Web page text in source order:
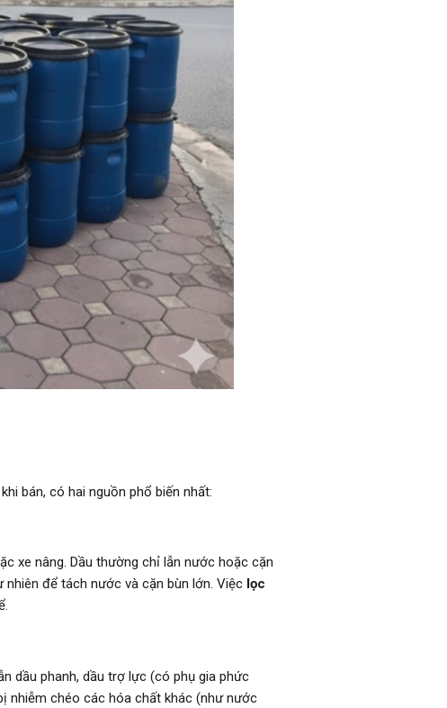
bán, có hai nguồn phổ biến nhất:
xe nâng. Dầu thường chỉ lẫn nước hoặc cặn
nhiên để tách nước và cặn bùn lớn. Việc lọc
dầu phanh, dầu trợ lực (có phụ gia phức
nhiễm chéo các hóa chất khác (như nước